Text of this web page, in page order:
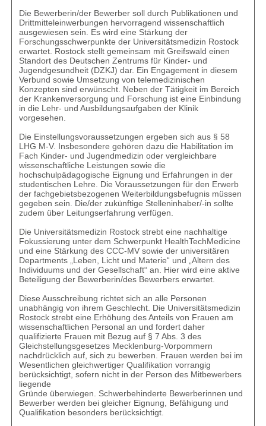
Die Bewerberin/der Bewerber soll durch Publikationen und
Drittmitteleinwerbungen hervorragend wissenschaftlich
ausgewiesen sein. Es wird eine Stärkung der
Forschungsschwerpunkte der Universitätsmedizin Rostock
erwartet. Rostock stellt gemeinsam mit Greifswald einen
Standort des Deutschen Zentrums für Kinder- und
Jugendgesundheit (DZKJ) dar. Ein Engagement in diesem
Verbund sowie Umsetzung von telemedizinischen
Konzepten sind erwünscht. Neben der Tätigkeit im Bereich
der Krankenversorgung und Forschung ist eine Einbindung
in die Lehr- und Ausbildungsaufgaben der Klinik
vorgesehen.
Die Einstellungsvoraussetzungen ergeben sich aus § 58
LHG M-V. Insbesondere gehören dazu die Habilitation im
Fach Kinder- und Jugendmedizin oder vergleichbare
wissenschaftliche Leistungen sowie die
hochschulpädagogische Eignung und Erfahrungen in der
studentischen Lehre. Die Voraussetzungen für den Erwerb
der fachgebietsbezogenen Weiterbildungsbefugnis müssen
gegeben sein. Die/der zukünftige Stelleninhaber/-in sollte
zudem über Leitungserfahrung verfügen.
Die Universitätsmedizin Rostock strebt eine nachhaltige
Fokussierung unter dem Schwerpunkt HealthTechMedicine
und eine Stärkung des CCC-MV sowie der universitären
Departments „Leben, Licht und Materie“ und „Altern des
Individuums und der Gesellschaft“ an. Hier wird eine aktive
Beteiligung der Bewerberin/des Bewerbers erwartet.
Diese Ausschreibung richtet sich an alle Personen
unabhängig von ihrem Geschlecht. Die Universitätsmedizin
Rostock strebt eine Erhöhung des Anteils von Frauen am
wissenschaftlichen Personal an und fordert daher
qualifizierte Frauen mit Bezug auf § 7 Abs. 3 des
Gleichstellungsgesetzes Mecklenburg-Vorpommern
nachdrücklich auf, sich zu bewerben. Frauen werden bei im
Wesentlichen gleichwertiger Qualifikation vorrangig
berücksichtigt, sofern nicht in der Person des Mitbewerbers
liegende
Gründe überwiegen. Schwerbehinderte Bewerberinnen und
Bewerber werden bei gleicher Eignung, Befähigung und
Qualifikation besonders berücksichtigt.